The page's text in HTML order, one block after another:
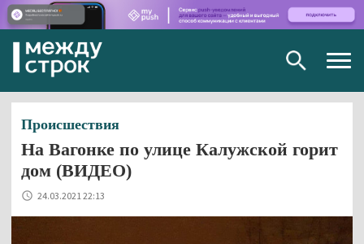
Происшествия
На Вагонке по улице Калужской горит
дом (ВИДЕО)
24.03.2021 22:13